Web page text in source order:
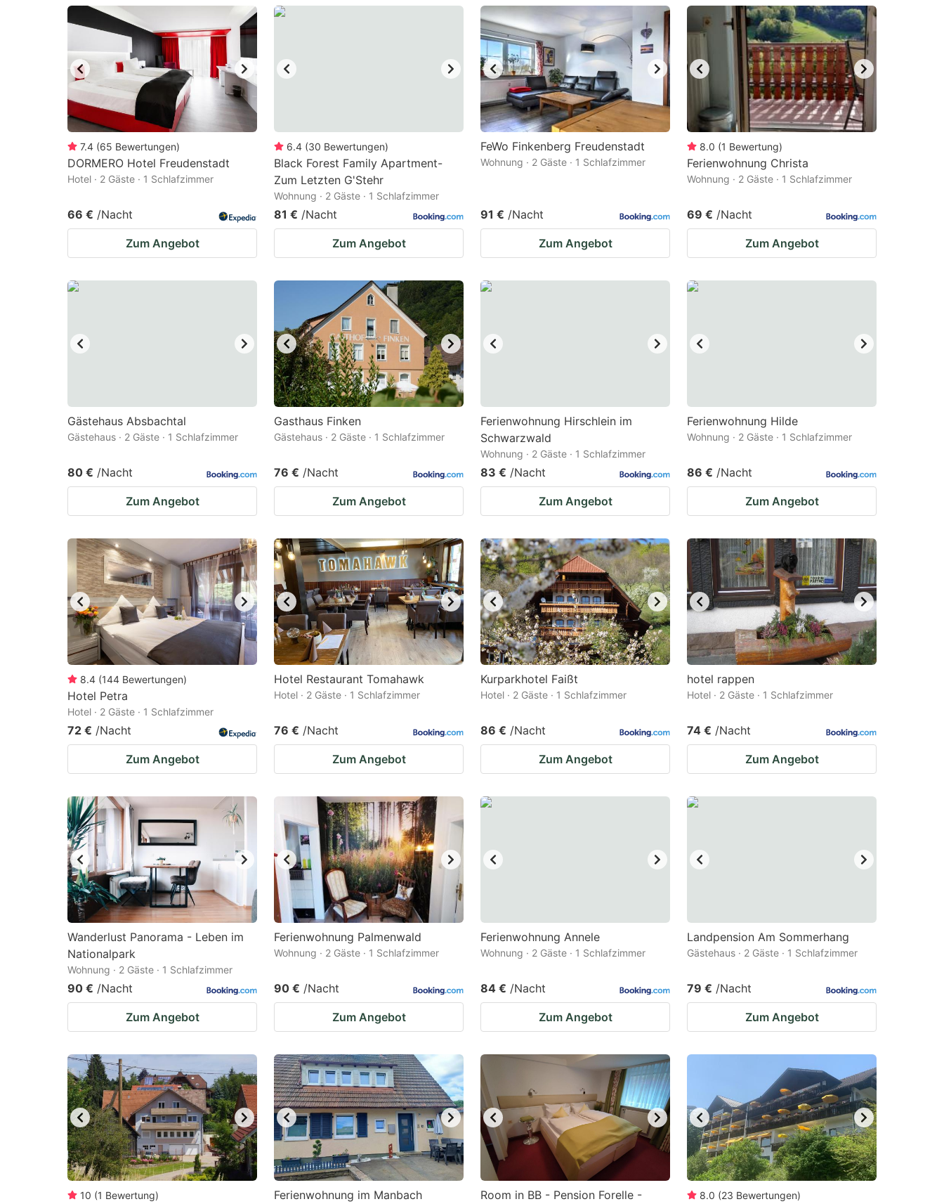
question
mark
key
to
get
the
keyboard
shortcuts
changing
dates.
keyboard
shortcuts
for
changing
dates.
7.4 (65 Bewertungen)
DORMERO Hotel Freudenstadt
Hotel · 2 Gäste · 1 Schlafzimmer
66 € /Nacht
Zum Angebot
6.4 (30 Bewertungen)
Black Forest Family Apartment-
Zum Letzten G'Stehr
Wohnung · 2 Gäste · 1 Schlafzimmer
81 € /Nacht
Zum Angebot
FeWo Finkenberg Freudenstadt
Wohnung · 2 Gäste · 1 Schlafzimmer
91 € /Nacht
Zum Angebot
8.0 (1 Bewertung)
Ferienwohnung Christa
Wohnung · 2 Gäste · 1 Schlafzimmer
69 € /Nacht
Zum Angebot
Gästehaus Absbachtal
Gästehaus · 2 Gäste · 1 Schlafzimmer
80 € /Nacht
Zum Angebot
Gasthaus Finken
Gästehaus · 2 Gäste · 1 Schlafzimmer
76 € /Nacht
Zum Angebot
Ferienwohnung Hirschlein im
Schwarzwald
Wohnung · 2 Gäste · 1 Schlafzimmer
83 € /Nacht
Zum Angebot
Ferienwohnung Hilde
Wohnung · 2 Gäste · 1 Schlafzimmer
86 € /Nacht
Zum Angebot
8.4 (144 Bewertungen)
Hotel Petra
Hotel · 2 Gäste · 1 Schlafzimmer
72 € /Nacht
Zum Angebot
Hotel Restaurant Tomahawk
Hotel · 2 Gäste · 1 Schlafzimmer
76 € /Nacht
Zum Angebot
Kurparkhotel Faißt
Hotel · 2 Gäste · 1 Schlafzimmer
86 € /Nacht
Zum Angebot
hotel rappen
Hotel · 2 Gäste · 1 Schlafzimmer
74 € /Nacht
Zum Angebot
Wanderlust Panorama - Leben im
Nationalpark
Wohnung · 2 Gäste · 1 Schlafzimmer
90 € /Nacht
Zum Angebot
Ferienwohnung Palmenwald
Wohnung · 2 Gäste · 1 Schlafzimmer
90 € /Nacht
Zum Angebot
Ferienwohnung Annele
Wohnung · 2 Gäste · 1 Schlafzimmer
84 € /Nacht
Zum Angebot
Landpension Am Sommerhang
Gästehaus · 2 Gäste · 1 Schlafzimmer
79 € /Nacht
Zum Angebot
10 (1 Bewertung) Ferienwohnung im Manbach
Room in BB - Pension Forelle -
8.0 (23 Bewertungen)